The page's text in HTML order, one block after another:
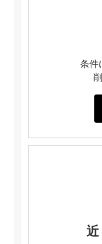
条件
近